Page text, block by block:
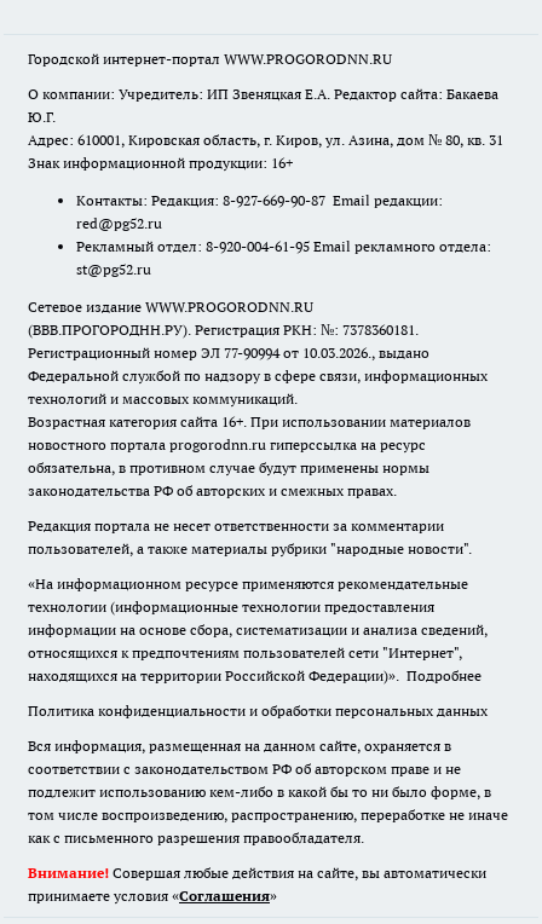
Городской интернет-портал WWW.PROGORODNN.RU
О компании: Учредитель: ИП Звеняцкая Е.А. Редактор сайта: Бакаева
Ю.Г.
Адрес: 610001, Кировская область, г. Киров, ул. Азина, дом № 80, кв. 31
Знак информационной продукции: 16+
Контакты: Редакция: 8-927-669-90-87 Email редакции:
red@pg52.ru
Рекламный отдел: 8-920-004-61-95 Email рекламного отдела:
st@pg52.ru
Сетевое издание WWW.PROGORODNN.RU
(ВВВ.ПРОГОРОДНН.РУ). Регистрация РКН: №: 7378360181.
Регистрационный номер ЭЛ 77-90994 от 10.03.2026., выдано
Федеральной службой по надзору в сфере связи, информационных
технологий и массовых коммуникаций.
Возрастная категория сайта 16+. При использовании материалов
новостного портала progorodnn.ru гиперссылка на ресурс
обязательна, в противном случае будут применены нормы
законодательства РФ об авторских и смежных правах.
Редакция портала не несет ответственности за комментарии
пользователей, а также материалы рубрики "народные новости".
«На информационном ресурсе применяются рекомендательные
технологии (информационные технологии предоставления
информации на основе сбора, систематизации и анализа сведений,
относящихся к предпочтениям пользователей сети "Интернет",
находящихся на территории Российской Федерации)». Подробнее
Политика конфиденциальности и обработки персональных данных
Вся информация, размещенная на данном сайте, охраняется в
соответствии с законодательством РФ об авторском праве и не
подлежит использованию кем-либо в какой бы то ни было форме, в
том числе воспроизведению, распространению, переработке не иначе
как с письменного разрешения правообладателя.
Внимание! Совершая любые действия на сайте, вы автоматически
принимаете условия «Cоглашения»